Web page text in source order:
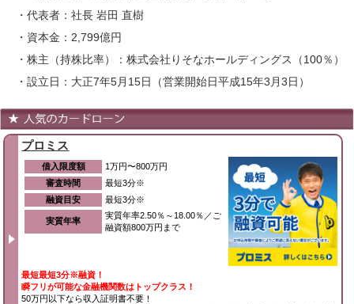
・代表者：社長 岩田 直樹
・資本金：2,799億円
・株主（持株比率）：株式会社りそなホールディングス（100％）
・設立日：大正7年5月15日（営業開始日平成15年3月3日）
プロミス
借入限度額
1万円〜800万円
審査時間
最短3分※
融資目安
最短3分※
実質年率
実質年率2.50％～18.00％／ご
融資額800万円まで
最短最短3分※融資！
瞬フリが可能な金融機関数はトップクラス！
50万円以下なら収入証明書不要！